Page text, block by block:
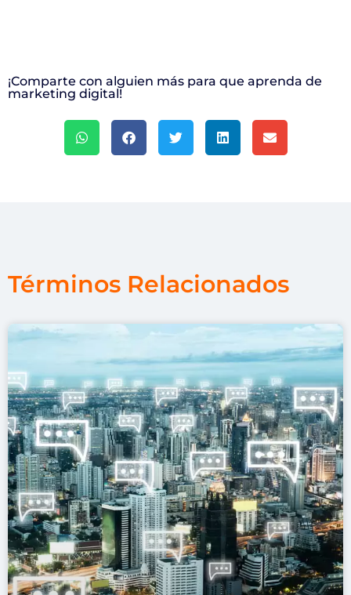
¡Comparte con alguien más para que aprenda de
marketing digital!
Términos Relacionados